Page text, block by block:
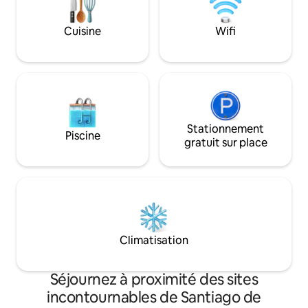
de l'aqueduc emblématique de
Querétaro (Los Arcos).
un quartier
confort ultime à
qualité-prix.
Cuisine Wifi
Piscine
Stationnement
gratuit sur place
Climatisation
Séjournez à proximité des sites
incontournables de Santiago de